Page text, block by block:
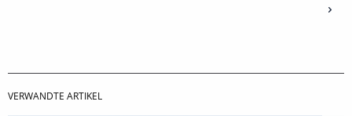
VERWANDTE ARTIKEL